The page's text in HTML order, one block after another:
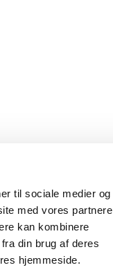
til sociale medier og
med vores partnere
kan kombinere
din brug af deres
hjemmeside.